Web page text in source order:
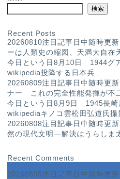
検索
Recent Posts
20260810注目記事日中随時更
ーは人類史の縮図、天満大自
今日という日8月10日 1944グ
wikipedia投降する日本兵
20260809注目記事日中随時更
ナー これの完全性能発揮が不
今日という日8月9日 1945長崎
wikipediaキノコ雲松田弘道氏撮
20260808注目記事日中随時更
然の現代文明—解決はうらし
Recent Comments
20260605注目記事日中随時更